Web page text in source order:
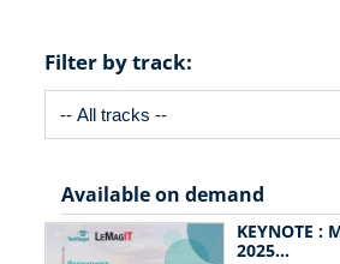
Filter by track:
Available on demand
KEYNOTE :
2025…